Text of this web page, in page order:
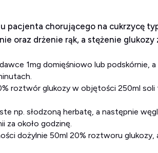
pacjenta chorującego na cukrzycę
oraz drżenie rąk, a stężenie
za około godzinę.